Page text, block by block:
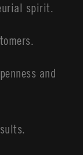
spirit.
and